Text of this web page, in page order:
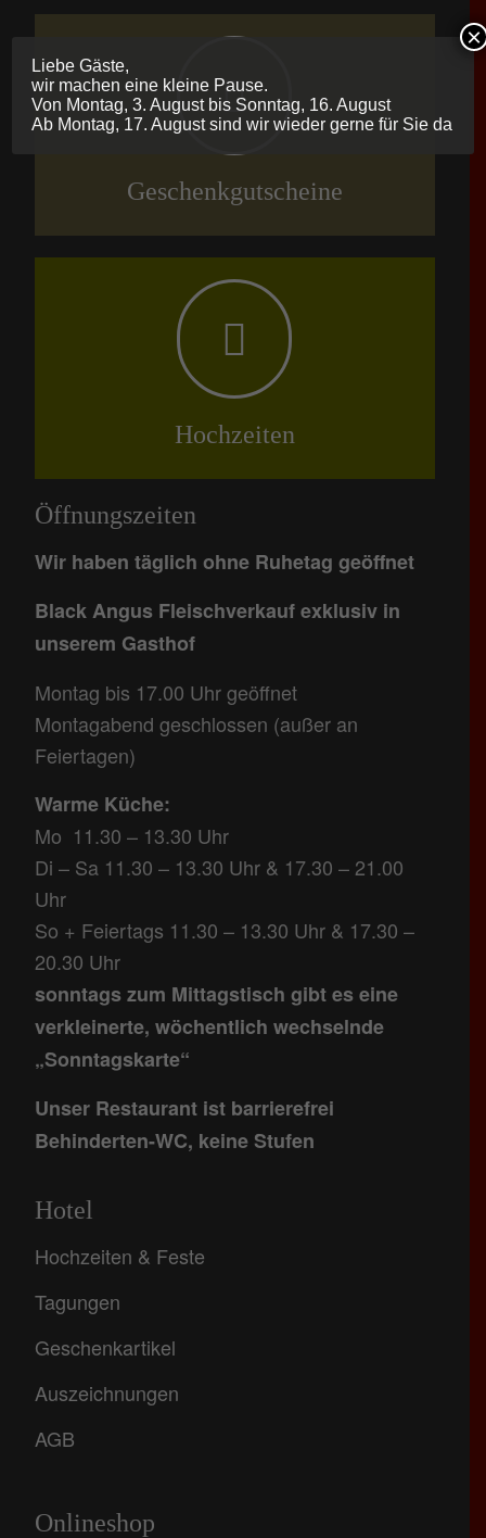
Geschenkgutscheine
Hochzeiten
Öffnungszeiten
Wir haben täglich ohne Ruhetag geöffnet
Black Angus Fleischverkauf exklusiv in
unserem Gasthof
Montag bis 17.00 Uhr geöffnet
Montagabend geschlossen (außer an
Feiertagen)
Warme Küche:
Mo 11.30 – 13.30 Uhr
Di – Sa 11.30 – 13.30 Uhr & 17.30 – 21.00
Uhr
So + Feiertags 11.30 – 13.30 Uhr & 17.30 –
20.30 Uhr
sonntags zum Mittagstisch gibt es eine
verkleinerte, wöchentlich wechselnde
„Sonntagskarte“
Unser Restaurant ist barrierefrei
Behinderten-WC, keine Stufen
Hotel
Hochzeiten & Feste
Tagungen
Geschenkartikel
Auszeichnungen
AGB
Onlineshop
Liebe Gäste,
wir machen eine kleine Pause.
Von Montag, 3. August bis Sonntag, 16. August
Ab Montag, 17. August sind wir wieder gerne für Sie da
×